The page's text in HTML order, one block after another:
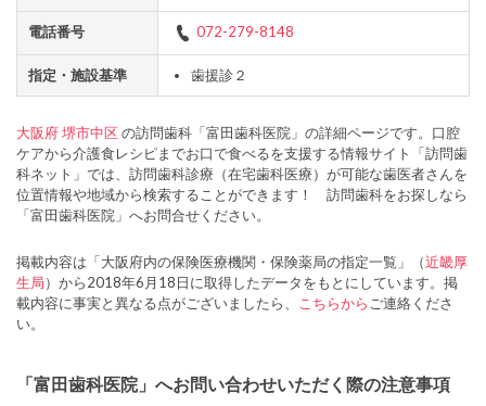
電話番号 072-279-8148
指定・施設基準 歯援診２
大阪府堺市中区の訪問歯科「富田歯科医院」の詳細ページです。口腔
ケアから介護食レシピまでお口で食べるを支援する情報サイト「訪問歯
科ネット」では、訪問歯科診療（在宅歯科医療）が可能な歯医者さんを
位置情報や地域から検索することができます！ 訪問歯科をお探しなら
「富田歯科医院」へお問合せください。
掲載内容は「大阪府内の保険医療機関・保険薬局の指定一覧」（近畿厚
生局）から2018年6月18日に取得したデータをもとにしています。掲
載内容に事実と異なる点がございましたら、
こちらから ご連絡くださ
い。
「富田歯科医院」へお問い合わせいただく際の注意事項